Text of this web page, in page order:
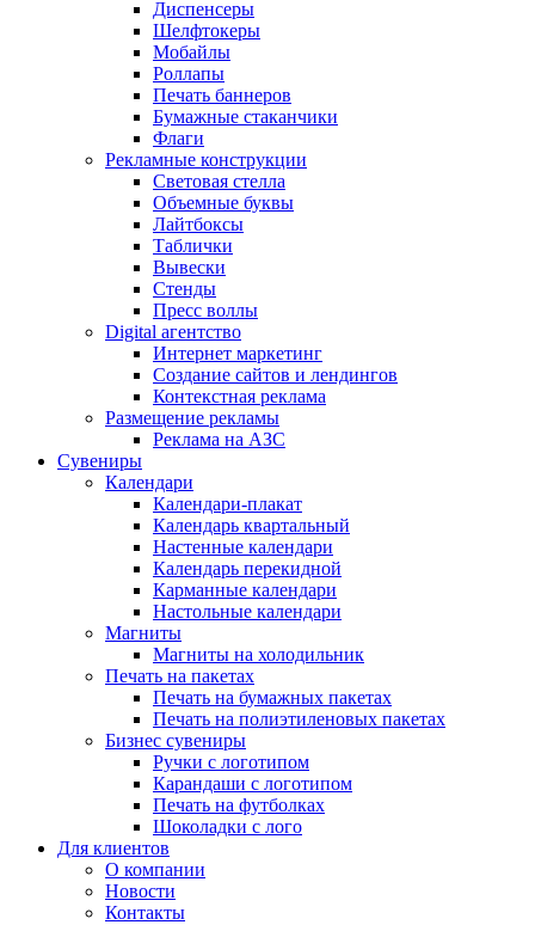
Диспенсеры
Шелфтокеры
Мобайлы
Роллапы
Печать баннеров
Бумажные стаканчики
Флаги
Рекламные конструкции
Световая стелла
Объемные буквы
Лайтбоксы
Таблички
Вывески
Стенды
Пресс воллы
Digital агентство
Интернет маркетинг
Создание сайтов и лендингов
Контекстная реклама
Размещение рекламы
Реклама на АЗС
Сувениры
Календари
Календари-плакат
Календарь квартальный
Настенные календари
Календарь перекидной
Карманные календари
Настольные календари
Магниты
Магниты на холодильник
Печать на пакетах
Печать на бумажных пакетах
Печать на полиэтиленовых пакетах
Бизнес сувениры
Ручки с логотипом
Карандаши с логотипом
Печать на футболках
Шоколадки с лого
Для клиентов
О компании
Новости
Контакты